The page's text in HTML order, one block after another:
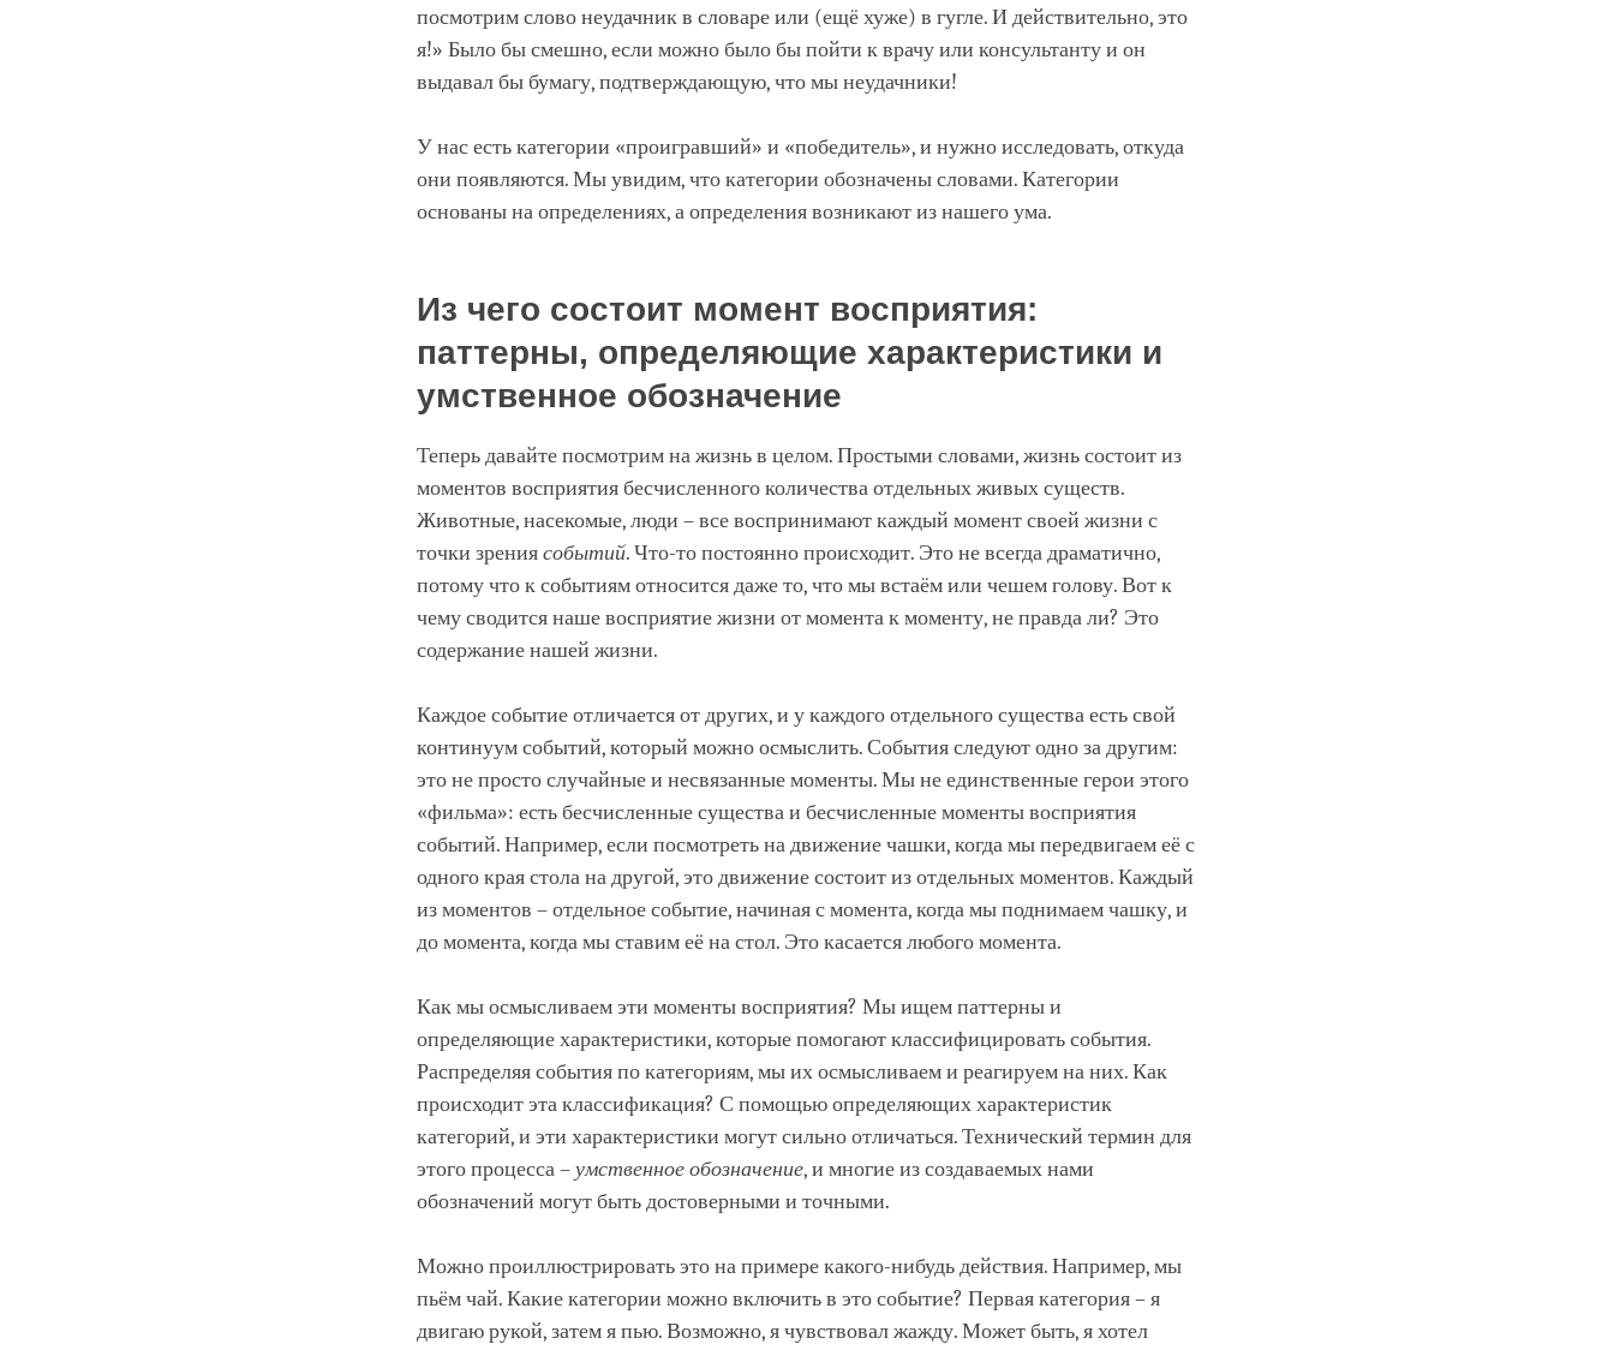
посмотрим слово неудачник в словаре или (ещё хуже) в гугле. И действительно, это
я!» Было бы смешно, если можно было бы пойти к врачу или консультанту и он
выдавал бы бумагу, подтверждающую, что мы неудачники!
У нас есть категории «проигравший» и «победитель», и нужно исследовать, откуда
они появляются. Мы увидим, что категории обозначены словами. Категории
основаны на определениях, а определения возникают из нашего ума.
Из чего состоит момент восприятия:
паттерны, определяющие характеристики и
умственное обозначение
Теперь давайте посмотрим на жизнь в целом. Простыми словами, жизнь состоит из
моментов восприятия бесчисленного количества отдельных живых существ.
Животные, насекомые, люди – все воспринимают каждый момент своей жизни с
точки зрениясобытий. Что-то постоянно происходит. Это не всегда драматично,
потому что к событиям относится даже то, что мы встаём или чешем голову. Вот к
чему сводится наше восприятие жизни от момента к моменту, не правда ли? Это
содержание нашей жизни.
Каждое событие отличается от других, и у каждого отдельного существа есть свой
континуум событий, который можно осмыслить. События следуют одно за другим:
это не просто случайные и несвязанные моменты. Мы не единственные герои этого
«фильма»: есть бесчисленные существа и бесчисленные моменты восприятия
событий. Например, если посмотреть на движение чашки, когда мы передвигаем её с
одного края стола на другой, это движение состоит из отдельных моментов. Каждый
из моментов – отдельное событие, начиная с момента, когда мы поднимаем чашку, и
до момента, когда мы ставим её на стол. Это касается любого момента.
Как мы осмысливаем эти моменты восприятия? Мы ищем паттерны и
определяющие характеристики, которые помогают классифицировать события.
Распределяя события по категориям, мы их осмысливаем и реагируем на них. Как
происходит эта классификация? С помощью определяющих характеристик
категорий, и эти характеристики могут сильно отличаться. Технический термин для
этого процесса –умственное обозначение, и многие из создаваемых нами
обозначений могут быть достоверными и точными.
Можно проиллюстрировать это на примере какого-нибудь действия. Например, мы
пьём чай. Какие категории можно включить в это событие? Первая категория – я
двигаю рукой, затем я пью. Возможно, я чувствовал жажду. Может быть, я хотел